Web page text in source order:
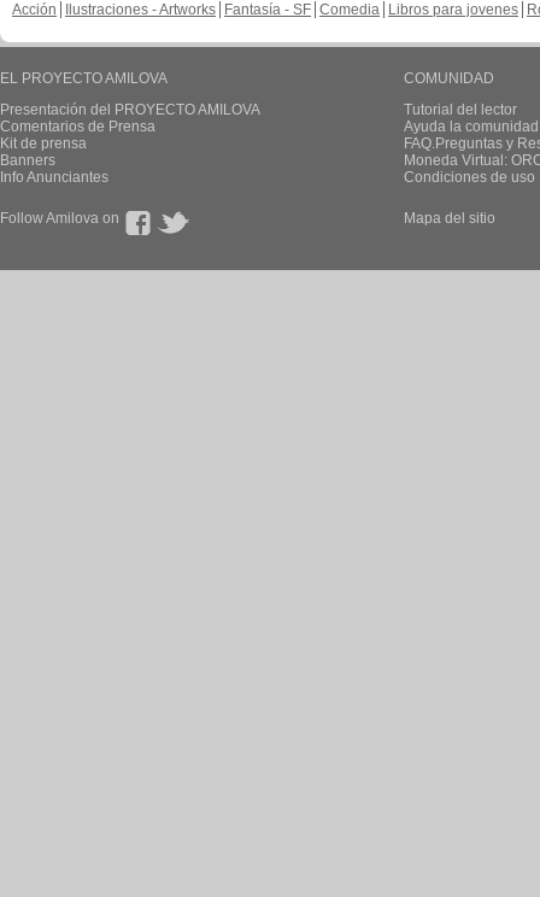
Acción
Ilustraciones - Artworks Fantasía - SF Comedia Libros para jovenes
EL PROYECTO AMILOVA
Presentación del PROYECTO AMILOVA
Comentarios de Prensa
Kit de prensa
Banners
Info Anunciantes
COMUNIDAD
Tutorial del lector
Ayuda la
FAQ.Preguntas y
Moneda Virtual:
Condiciones de uso
Follow Amilova on Mapa del sitio